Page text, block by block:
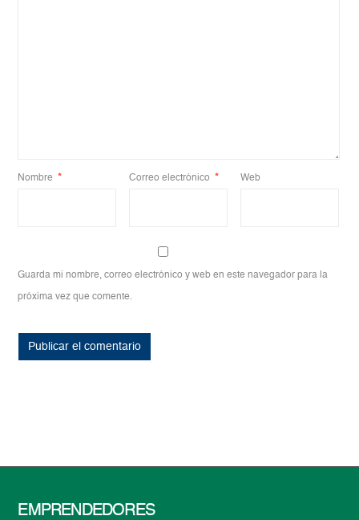
Nombre * Correo electrónico * Web
Guarda mi nombre, correo electrónico y web en este navegador para la
próxima vez que comente.
EMPRENDEDORES